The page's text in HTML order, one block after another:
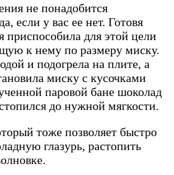
не понадобится
если у вас ее нет. Готовя
приспособила для этой цели
к нему по размеру миску.
и подогрела на плите, а
миску с кусочками
паровой бане шоколад
до нужной мягкости.
тоже позволяет быстро
глазурь, растопить